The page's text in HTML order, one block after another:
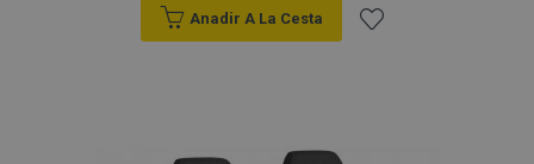
Anadir A La Cesta